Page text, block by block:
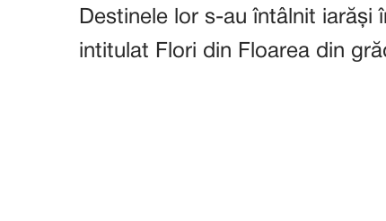
Destinele lor s-au întâlnit
intitulat Flori din Floarea din